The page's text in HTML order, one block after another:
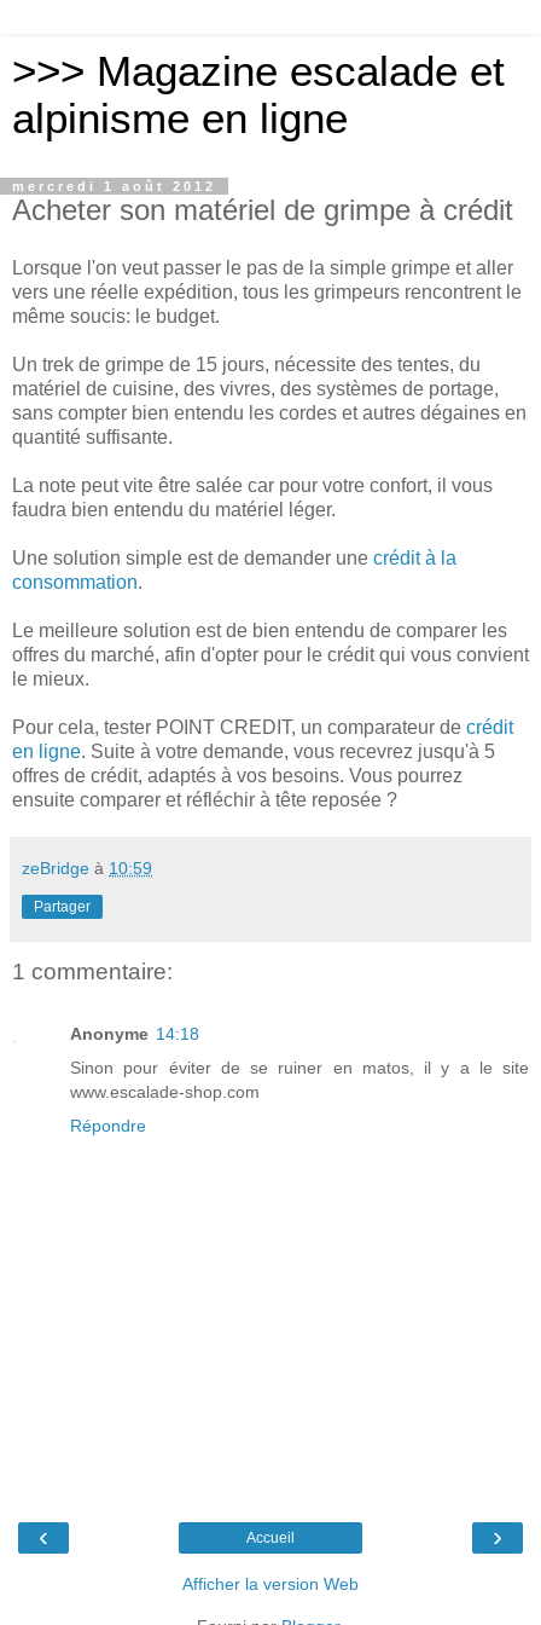
>>> Magazine escalade et
alpinisme en ligne
mercredi 1 août 2012
Acheter son matériel de grimpe à crédit
Lorsque l'on veut passer le pas de la simple grimpe et aller
vers une réelle expédition, tous les grimpeurs rencontrent le
même soucis: le budget.
Un trek de grimpe de 15 jours, nécessite des tentes, du
matériel de cuisine, des vivres, des systèmes de portage,
sans compter bien entendu les cordes et autres dégaines en
quantité suffisante.
La note peut vite être salée car pour votre confort, il vous
faudra bien entendu du matériel léger.
Une solution simple est de demander une crédit à la
consommation.
Le meilleure solution est de bien entendu de comparer les
offres du marché, afin d'opter pour le crédit qui vous convient
le mieux.
Pour cela, tester POINT CREDIT, un comparateur de crédit
en ligne. Suite à votre demande, vous recevrez jusqu'à 5
offres de crédit, adaptés à vos besoins. Vous pourrez
ensuite comparer et réfléchir à tête reposée ?
zeBridge à 10:59
Partager
1 commentaire:
Anonyme 14:18
Sinon pour éviter de se ruiner en matos, il y a le site
www.escalade-shop.com
Répondre
‹ ›
Accueil
Afficher la version Web